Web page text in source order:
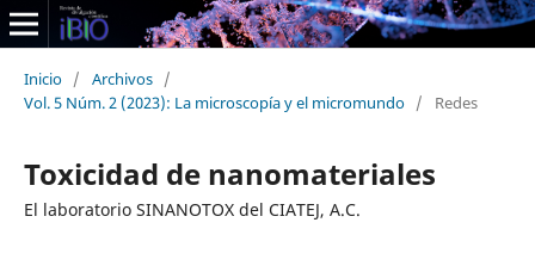
Inicio / Archivos /
Vol. 5 Núm. 2 (2023): La microscopía y el micromundo / Redes
Toxicidad de nanomateriales
El laboratorio SINANOTOX del CIATEJ, A.C.